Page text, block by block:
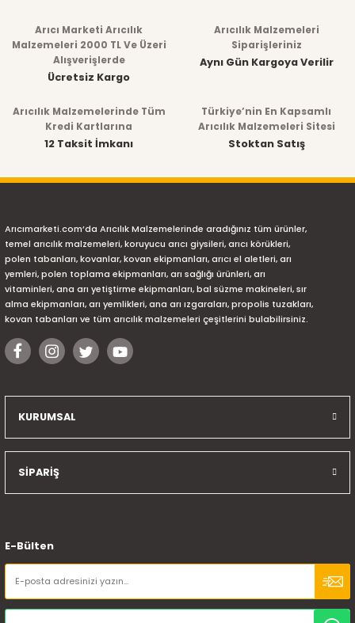
Arıcı Marketi Arıcılık
Malzemeleri 2000 TL Ve Üzeri
Alışverişlerde
Ücretsiz Kargo
Arıcılık Malzemeleri
Siparişleriniz
Aynı Gün Kargoya Verilir
Arıcılık Malzemelerinde Tüm
Kredi Kartlarına
12 Taksit İmkanı
Türkiye’nin En Kapsamlı
Arıcılık Malzemeleri Sitesi
Stoktan Satış
Arıcımarketi.com’da Arıcılık Malzemelerinde aradığınız tüm ürünler,
temel arıcılık malzemeleri, koruyucu arıcı giysileri, arıcı körükleri,
polen tabanları, kovanlar, kovan ekipmanları, arıcı el aletleri, arı
yemleri, polen toplama ekipmanları, arı sağlığı ürünleri, arı
vitaminleri, ana arı yetiştirme ekipmanları, bal süzme makineleri, sır
alma ekipmanları, arı yemlikleri, ana arı ızgaraları, propolis tuzakları,
kovan tabanları ve tüm arıcılık malzemeleri çeşitlerini bulabilirsiniz.
KURUMSAL
SİPARİŞ
E-Bülten